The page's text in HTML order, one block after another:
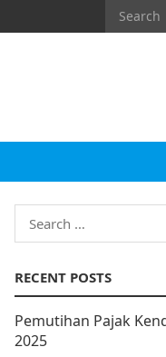
Search
for:
RECENT POSTS
Pemutihan Pajak
2025